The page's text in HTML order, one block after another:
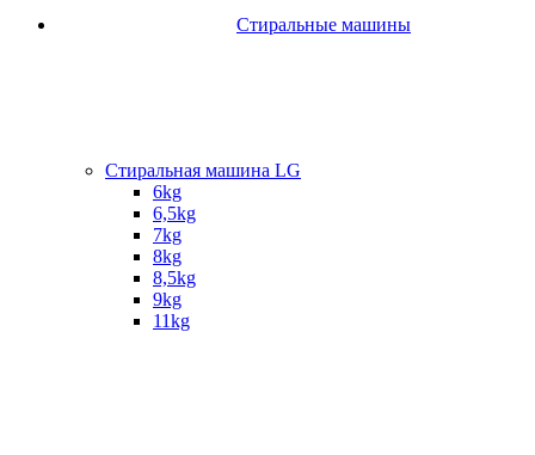
Стиральные машины
Стиральная машина LG
6kg
6,5kg
7kg
8kg
8,5kg
9kg
11kg